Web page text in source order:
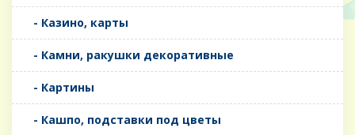
- Казино, карты
- Камни, ракушки декоративные
- Картины
- Кашпо, подставки под цветы